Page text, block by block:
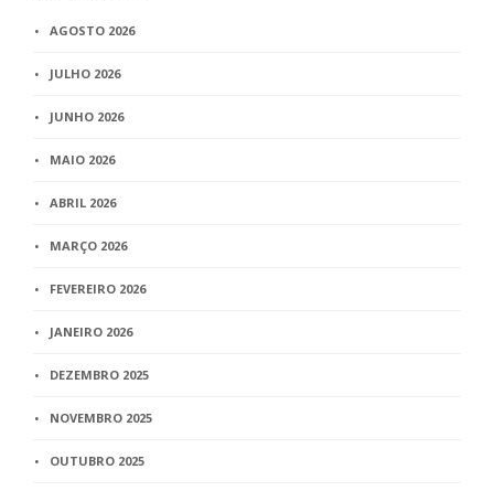
AGOSTO 2026
JULHO 2026
JUNHO 2026
MAIO 2026
ABRIL 2026
MARÇO 2026
FEVEREIRO 2026
JANEIRO 2026
DEZEMBRO 2025
NOVEMBRO 2025
OUTUBRO 2025